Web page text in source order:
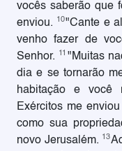
vocês saberão que
enviou. 10"Cante e
venho fazer de
Senhor. 11 "Muitas
dia e se tornarão
habitação e você
Exércitos me
como sua
novo Jerusalém. 13